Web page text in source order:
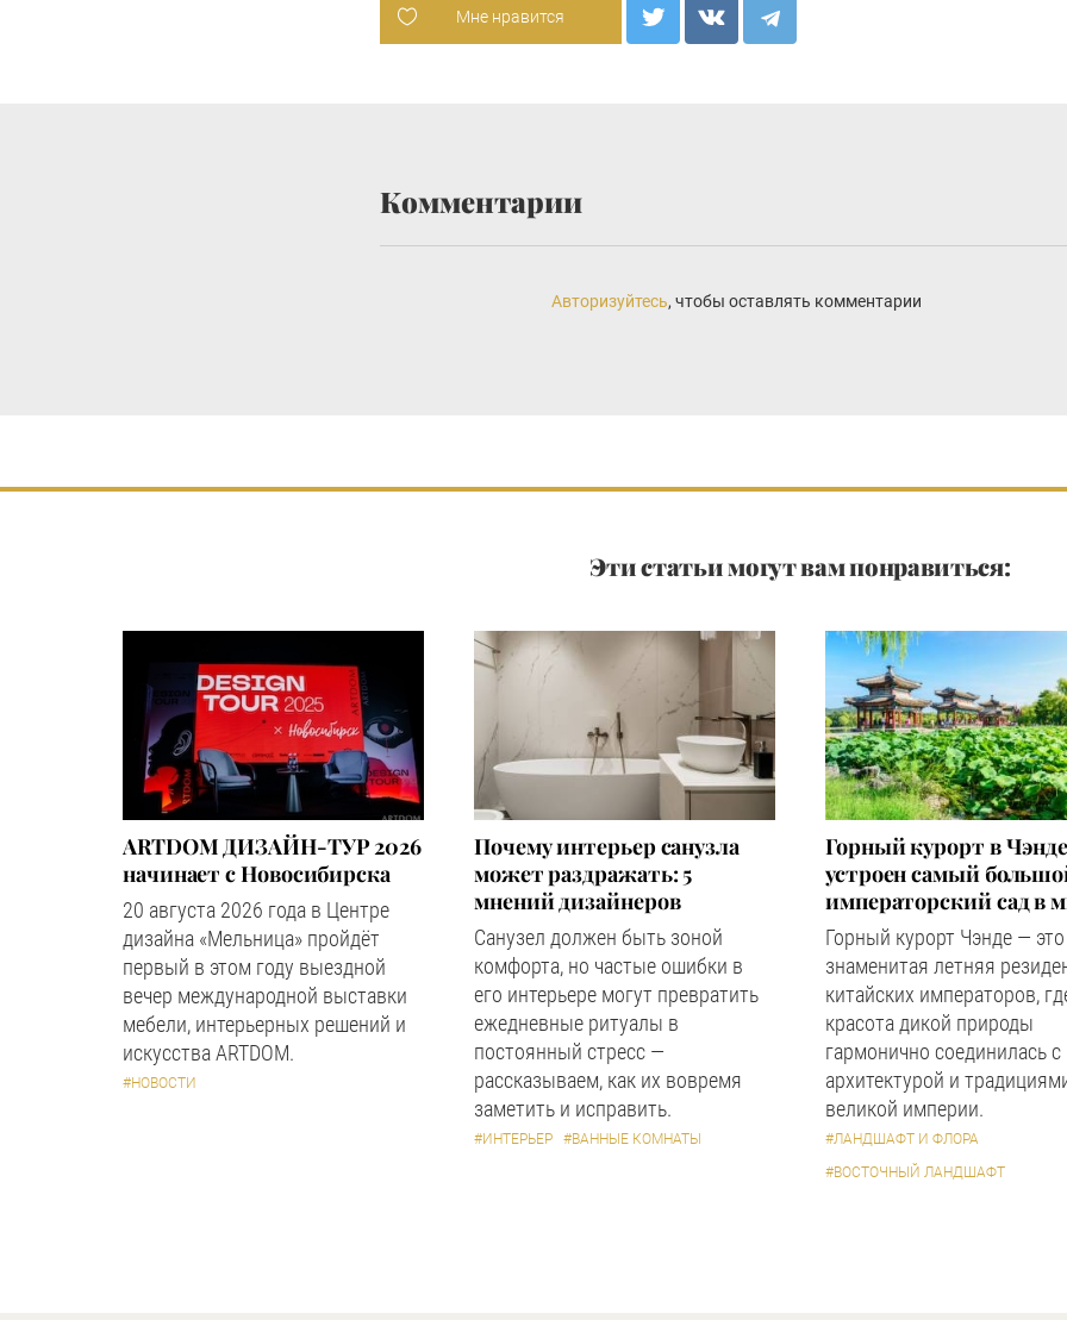
Мне нравится
Комментарии
Авторизуйтесь, чтобы оставлять комментарии
Эти статьи могут вам понравиться:
ARTDOM ДИЗАЙН-ТУР 2026
начинает с Новосибирска
20 августа 2026 года в Центре
дизайна «Мельница» пройдёт
первый в этом году выездной
вечер международной выставки
мебели, интерьерных решений и
искусства ARTDOM.
#НОВОСТИ
Почему интерьер санузла
может раздражать: 5
мнений дизайнеров
Санузел должен быть зоной
комфорта, но частые ошибки в
его интерьере могут превратить
ежедневные ритуалы в
постоянный стресс —
рассказываем, как их вовремя
заметить и исправить.
#ИНТЕРЬЕР #ВАННЫЕ КОМНАТЫ
Горный курорт в
устроен самый
императорский сад в
Горный курорт Чэнде — это
знаменитая летняя
китайских императоров,
красота дикой природы
гармонично соединилась с
архитектурой и
великой империи.
#ЛАНДШАФТ И ФЛОРА
#ВОСТОЧНЫЙ ЛАНДШАФТ